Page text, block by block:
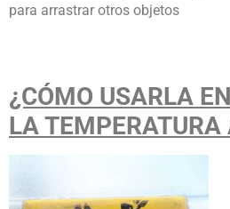
para arrastrar otros objetos
¿CÓMO USARLA
LA